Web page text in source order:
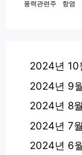
풍력관련주 항염
2024년 10
2024년 9
2024년 8월
2024년 7월
2024년 6